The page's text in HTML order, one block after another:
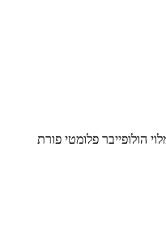
הולופייבר פלומטי פורת